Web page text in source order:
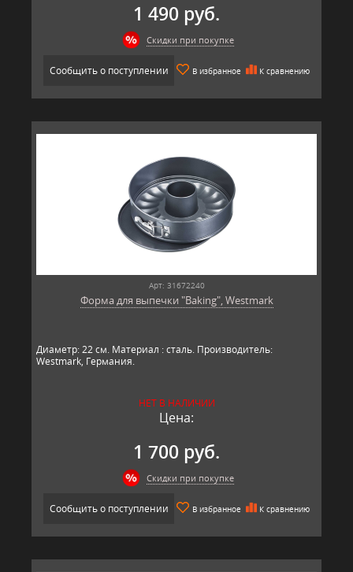
1 490 руб.
Скидки при покупке
Сообщить о поступлении В избранное К сравнению
Арт: 31672240
Форма для выпечки "Baking", Westmark
Диаметр: 22 см. Материал : сталь. Производитель:
Westmark, Германия.​​
НЕТ В НАЛИЧИИ
Цена:
1 700 руб.
Скидки при покупке
Сообщить о поступлении В избранное К сравнению